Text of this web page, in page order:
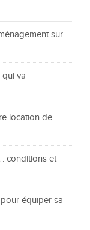
sur-
qui va
location de
: conditions et
équiper sa